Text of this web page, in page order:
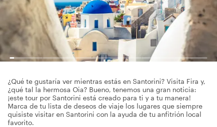
¿Qué te gustaría ver mientras estás en Santorini? Visita Fira y,
¿qué tal la hermosa Oia? Bueno, tenemos una gran noticia:
¡este tour por Santorini está creado para ti y a tu manera!
Marca de tu lista de deseos de viaje los lugares que siempre
quisiste visitar en Santorini con la ayuda de tu anfitrión local
favorito.